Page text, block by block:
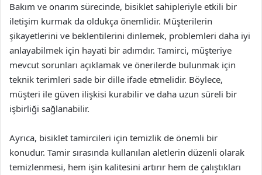
Bakım ve onarım sürecinde, bisiklet sahipleriyle etkili bir
iletişim kurmak da oldukça önemlidir. Müşterilerin
şikayetlerini ve beklentilerini dinlemek, problemleri daha iyi
anlayabilmek için hayati bir adımdır. Tamirci, müşteriye
mevcut sorunları açıklamak ve önerilerde bulunmak için
teknik terimleri sade bir dille ifade etmelidir. Böylece,
müşteri ile güven ilişkisi kurabilir ve daha uzun süreli bir
işbirliği sağlanabilir.
Ayrıca, bisiklet tamircileri için temizlik de önemli bir
konudur. Tamir sırasında kullanılan aletlerin düzenli olarak
temizlenmesi, hem işin kalitesini artırır hem de çalıştıkları